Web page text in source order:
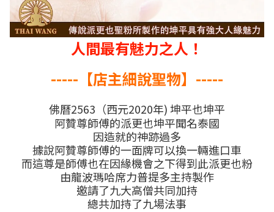
人間最有魅力之人！
----- 【店主細說聖物】 -----
佛曆2563（西元2020年) 坤平也坤平
阿贊尊師傅的派更也坤平聞名泰國
因造就的神跡過多
據說阿贊尊師傅的一面牌可以換一輛進口車
而這尊是師傅也在因緣機會之下得到此派更也粉
由龍波瑪哈席力普提多主持製作
邀請了九大高僧共同加持
總共加持了九場法事